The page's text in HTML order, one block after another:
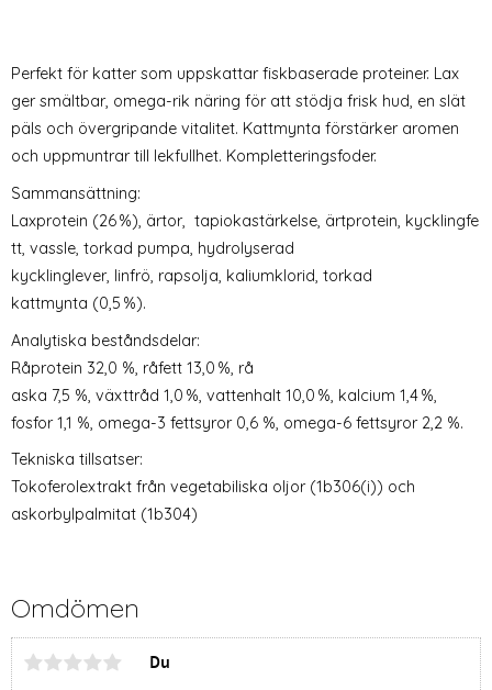
Perfekt för katter som uppskattar fiskbaserade proteiner. Lax
ger smältbar, omega-rik näring för att stödja frisk hud, en slät
päls och övergripande vitalitet. Kattmynta förstärker aromen
och uppmuntrar till lekfullhet. Kompletteringsfoder.
Sammansättning:
Laxprotein (26 %), ärtor, tapiokastärkelse, ärtprotein, kycklingfe
tt, vassle, torkad pumpa, hydrolyserad
kycklinglever, linfrö, rapsolja, kaliumklorid, torkad
kattmynta (0,5 %).
Analytiska beståndsdelar:
Råprotein 32,0 %, råfett 13,0 %, rå
aska 7,5 %, växttråd 1,0 %, vattenhalt 10,0 %, kalcium 1,4 %,
fosfor 1,1 %, omega-3 fettsyror 0,6 %, omega-6 fettsyror 2,2 %.
Tekniska tillsatser:
Tokoferolextrakt från vegetabiliska oljor (1b306(i)) och
askorbylpalmitat (1b304)
Omdömen
Du